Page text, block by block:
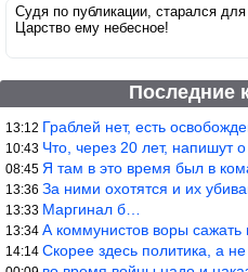
Судя по публикации, старался
Царство ему небесное!
Последние
13:12 Граблей нет, есть
10:43 Что, через 20 лет, напишут о
08:45 Я там в это время был в
13:36 За ними охотятся и их
13:33 Маргинал б…
13:34 А коммунистов воры
14:14 Скорее здесь политика, а не